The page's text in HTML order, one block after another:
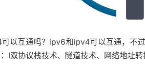
以互通吗？ipv6和ipv4可以互通，不
I双协议栈技术、隧道技术、网络地址转